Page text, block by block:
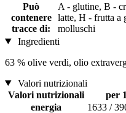
Può
contenere
tracce di:
A - glutine, B -
latte, H - frutta a
molluschi
Ingredienti
63 % olive verdi, olio
Valori nutrizionali
Valori nutrizionali
per
energia
1633 /